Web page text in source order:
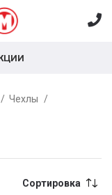
Чехлы
Сортировка